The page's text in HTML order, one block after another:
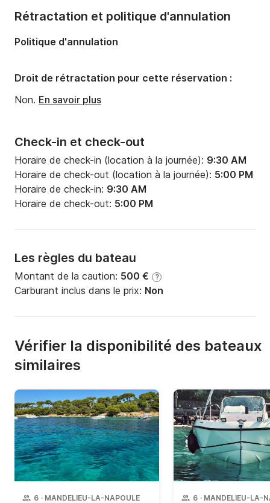
Check-in et check-out
Horaire de check-in (location à la journée): 9:30 AM
Horaire de check-out (location à la journée): 5:00 PM
Horaire de check-in: 9:30 AM
Horaire de check-out: 5:00 PM
Les règles du bateau
Montant de la caution: 500 € ?
Carburant inclus dans le prix: Non
Rétractation et politique d'annulation
Politique d'annulation
Droit de rétractation pour cette réservation :
Non. En savoir plus
Vérifier la disponibilité des bateaux
similaires
6 · MANDELIEU-LA-NAPOULE 6 · MANDELIEU-LA-